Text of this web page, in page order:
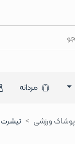
مردانه
پوشاک ورزشی